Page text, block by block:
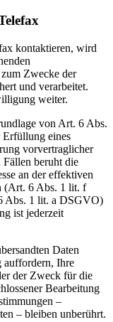
kontaktieren, wird
Zwecke der
und verarbeitet.
weiter.
von Art. 6 Abs.
eines
vorvertraglicher
beruht die
an der effektiven
(Art. 6 Abs. 1 lit. f
Abs. 1 lit. a DSGVO)
ist jederzeit
Daten
auffordern, Ihre
der Zweck für die
Bearbeitung
–
– bleiben unberührt.